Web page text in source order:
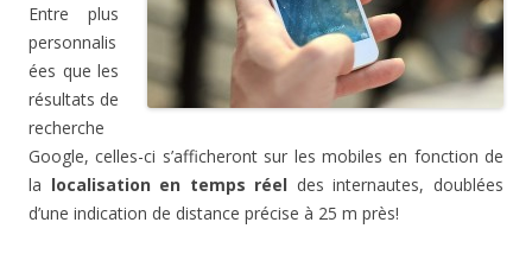
Entre plus
personnalis
ées que les
résultats de
recherche
Google, celles-ci s’afficheront sur les mobiles en fonction de
la localisation en temps réel des internautes, doublées
d’une indication de distance précise à 25 m près!